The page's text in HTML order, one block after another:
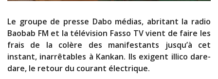
Le groupe de presse Dabo médias, abritant la radio
Baobab FM et la télévision Fasso TV vient de faire les
frais de la colère des manifestants jusqu’à cet
instant, inarrêtables à Kankan. Ils exigent illico dare-
dare, le retour du courant électrique.